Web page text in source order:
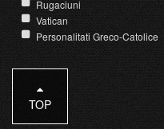
Rugaciuni
Vatican
Personalitati Greco-Catolice
TOP